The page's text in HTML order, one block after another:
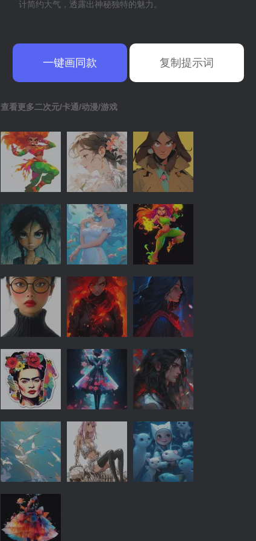
计简约大气，透露出神秘独特的魅力。
一键画同款 复制提示词
查看更多二次元/卡通/动漫/游戏